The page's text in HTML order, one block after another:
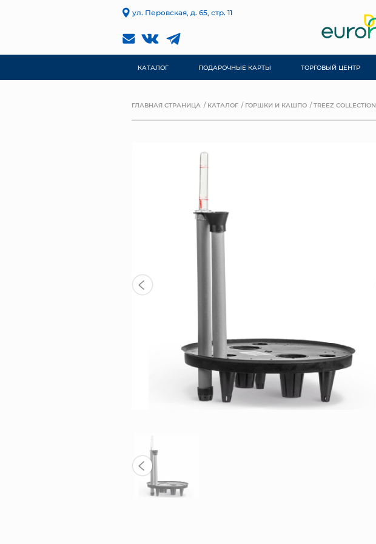
ул. Перовская, д. 65, стр. 11
КАТАЛОГ ПОДАРОЧНЫЕ КАРТЫ ТОРГОВЫЙ ЦЕНТР
ГЛАВНАЯ СТРАНИЦА КАТАЛОГ ГОРШКИ И КАШПО TREEZ COLLECTION